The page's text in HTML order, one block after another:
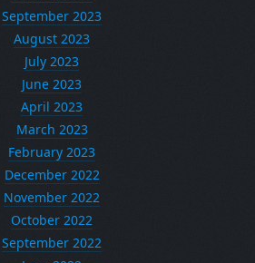
September 2023
August 2023
July 2023
June 2023
April 2023
March 2023
February 2023
December 2022
November 2022
October 2022
September 2022